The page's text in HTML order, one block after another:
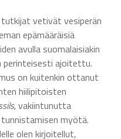
vetivät vesiperän
epämääräisiä
avulla suomalaisiakin
ajoitettu.
on kuitenkin ottanut
hiilipitoisten
vakiintunutta
myötä.
olen kirjoitellut,